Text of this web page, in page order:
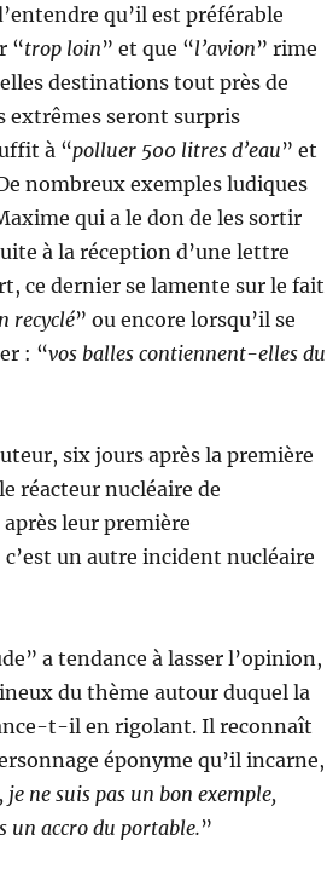
qu’il est préférable
“trop loin” et que “l’avion” rime
destinations tout près de
extrêmes seront surpris
à “polluer 500 litres d’eau” et
nombreux exemples ludiques
qui a le don de les sortir
à la réception d’une lettre
ce dernier se lamente sur le fait
recyclé” ou encore lorsqu’il se
: “vos balles contiennent-elles du
six jours après la première
réacteur nucléaire de
leur première
c’est un autre incident nucléaire
a tendance à lasser l’opinion,
du thème autour duquel la
t-il en rigolant. Il reconnaît
éponyme qu’il incarne,
je ne suis pas un bon exemple,
un accro du portable.”